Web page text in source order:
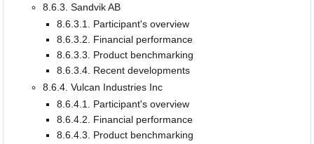
8.6.3. Sandvik AB
8.6.3.1. Participant's overview
8.6.3.2. Financial performance
8.6.3.3. Product benchmarking
8.6.3.4. Recent developments
8.6.4. Vulcan Industries Inc
8.6.4.1. Participant's overview
8.6.4.2. Financial performance
8.6.4.3. Product benchmarking